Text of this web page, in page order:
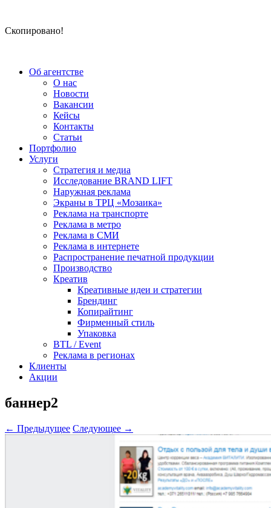
Скопировано!
Об агентстве
О нас
Новости
Вакансии
Кейсы
Контакты
Статьи
Портфолио
Услуги
Стратегия и медиа
Исследование BRAND LIFT
Наружная реклама
Экраны в ТРЦ «Мозаика»
Реклама на транспорте
Реклама в метро
Реклама в СМИ
Реклама в интернете
Распространение печатной продукции
Производство
Креатив
Креативные идеи и стратегии
Брендинг
Копирайтинг
Фирменный стиль
Упаковка
BTL / Event
Реклама в регионах
Клиенты
Акции
баннер2
← Предыдущее Следующее →